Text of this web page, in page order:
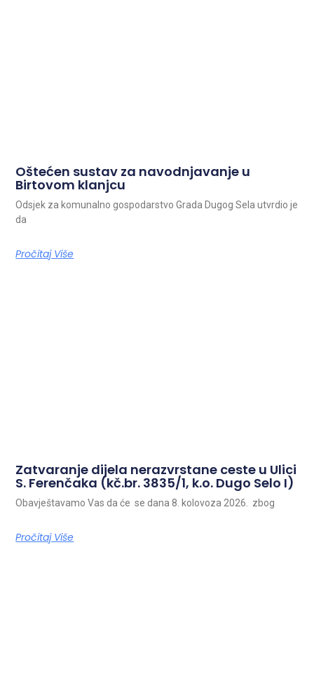
Oštećen sustav za navodnjavanje u
Birtovom klanjcu
Odsjek za komunalno gospodarstvo Grada Dugog Sela utvrdio je
da
Pročitaj Više
Zatvaranje dijela nerazvrstane ceste u Ulici
S. Ferenčaka (kč.br. 3835/1, k.o. Dugo Selo I)
Obavještavamo Vas da će se dana 8. kolovoza 2026. zbog
Pročitaj Više